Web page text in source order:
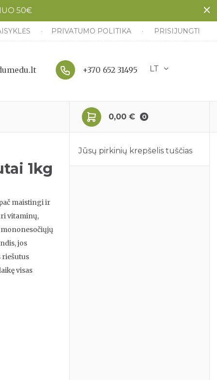
50€
PRIVATUMO POLITIKA PRISIJUNGTI
+370 652 31495 LT
0,00 € 0
1kg
maistingi ir
vitaminų,
jos
riešutus
visas
Jūsų pirkinių krepšelis tuščias